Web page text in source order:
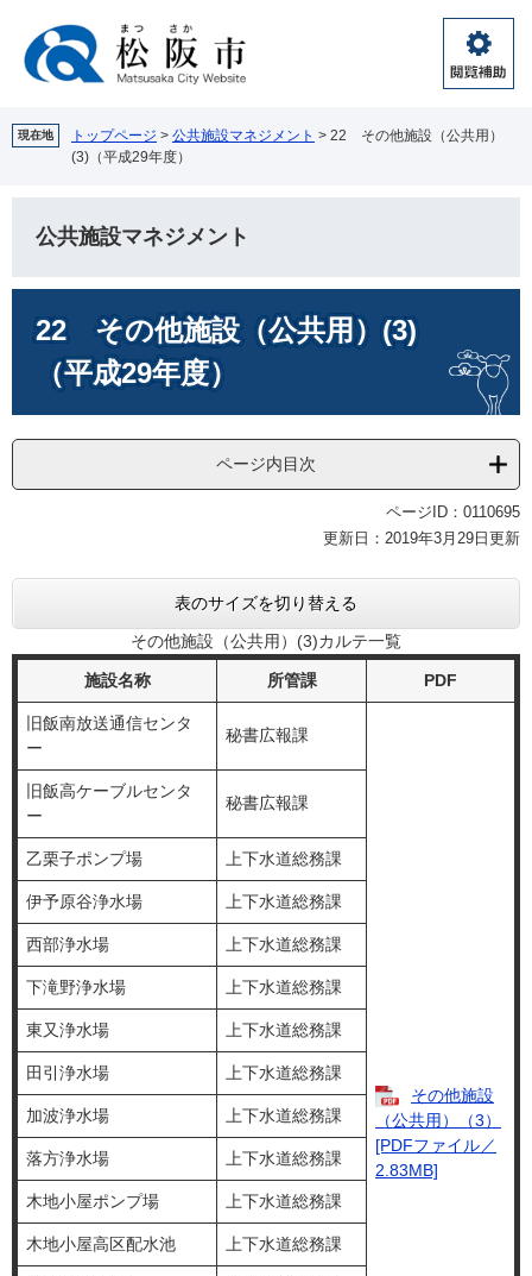
へ
閲
覧
助
現在地 トップページ > 公共施設マネジメント > 22 その他施設（公共用）
(3)（平成29年度）
公共施設マネジメント
22 その他施設（公共用）(3)
（平成29年度）
ページ内目次
ページID：0110695
更新日：2019年3月29日更新
表のサイズを切り替える
その他施設（公共用）(3)カルテ一覧
施設名称 所管課 PDF
旧飯南放送通信センタ
ー
秘書広報課
その他施設
（公共用）（3）
[PDFファイル／
2.83MB]
旧飯高ケーブルセンタ
ー
秘書広報課
乙栗子ポンプ場 上下水道総務課
伊予原谷浄水場 上下水道総務課
西部浄水場 上下水道総務課
下滝野浄水場 上下水道総務課
東又浄水場 上下水道総務課
田引浄水場 上下水道総務課
加波浄水場 上下水道総務課
落方浄水場 上下水道総務課
木地小屋ポンプ場 上下水道総務課
木地小屋高区配水池 上下水道総務課